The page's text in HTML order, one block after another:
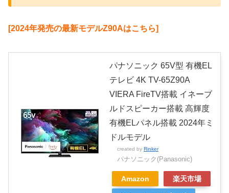
[2024年発売の最新モデルZ90Aはこちら]
パナソニック 65V型 有機EL
テレビ 4K TV-65Z90A
VIERA FireTV搭載 イネーブ
ルドスピーカー搭載 高輝度
有機ELパネル搭載 2024年ミ
ドルモデル
created by Rinker
パナソニック(Panasonic)
Amazon 楽天市場